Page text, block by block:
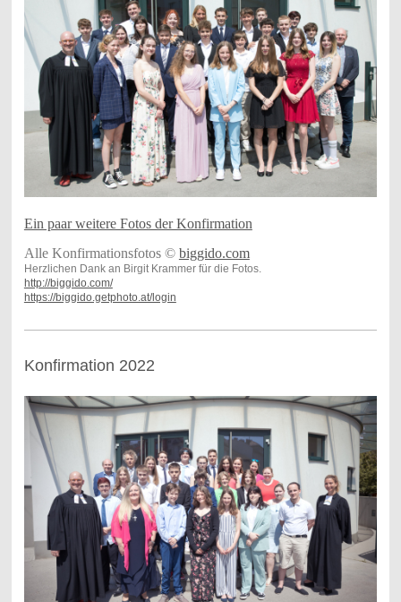
Ein paar weitere Fotos der Konfirmation
Alle Konfirmationsfotos © biggido.com
Herzlichen Dank an Birgit Krammer für die Fotos.
http://biggido.com/
https://biggido.getphoto.at/login
Konfirmation 2022